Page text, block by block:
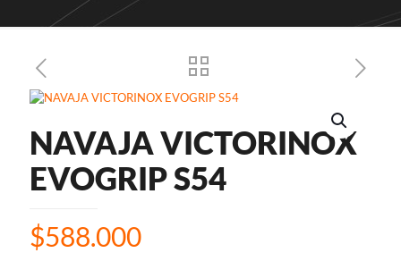
NAVAJA VICTORINOX
EVOGRIP S54
$588.000